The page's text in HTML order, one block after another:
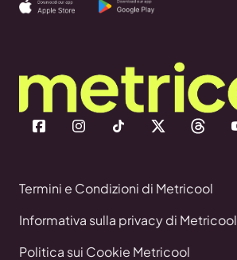
Termini e Condizioni di Metricool
Informativa sulla privacy di Metricool
Politica sui Cookie Metricool